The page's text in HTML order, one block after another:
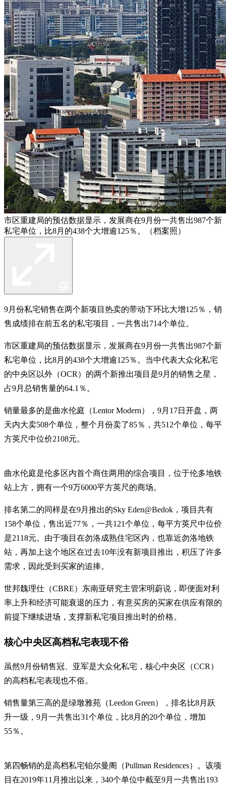
市区重建局的预估数据显示，发展商在9月份一共售出987个新
私宅单位，比8月的438个大增逾125％。（档案照）
9月份私宅销售在两个新项目热卖的带动下环比大增125％，销
售成绩排在前五名的私宅项目，一共售出714个单位。
市区重建局的预估数据显示，发展商在9月份一共售出987个新
私宅单位，比8月的438个大增逾125％。当中代表大众化私宅
的中央区以外（OCR）的两个新推出项目是9月的销售之星，
占9月总销售量的64.1％。
销量最多的是曲水伦庭（Lentor Modern），9月17日开盘，两
天内大卖508个单位，整个月份卖了85％，共512个单位，每平
方英尺中位价2108元。
曲水伦庭是伦多区内首个商住两用的综合项目，位于伦多地铁
站上方，拥有一个9万6000平方英尺的商场。
排名第二的同样是在9月推出的Sky Eden@Bedok，项目共有
158个单位，售出近77％，一共121个单位，每平方英尺中位价
是2118元。由于项目在勿洛成熟住宅区内，也靠近勿洛地铁
站，再加上这个地区在过去10年没有新项目推出，积压了许多
需求，因此受到买家的追捧。
世邦魏理仕（CBRE）东南亚研究主管宋明蔚说，即便面对利
率上升和经济可能衰退的压力，有意买房的买家在供应有限的
前提下继续进场，支撑新私宅项目推出时的价格。
核心中央区高档私宅表现不俗
虽然9月份销售冠、亚军是大众化私宅，核心中央区（CCR）
的高档私宅表现也不俗。
销售量第三高的是绿墩雅苑（Leedon Green），排名比8月跃
升一级，9月一共售出31个单位，比8月的20个单位，增加
55％。
第四畅销的是高档私宅铂尔曼阁（Pullman Residences）。该项
目在2019年11月推出以来，340个单位中截至9月一共售出193